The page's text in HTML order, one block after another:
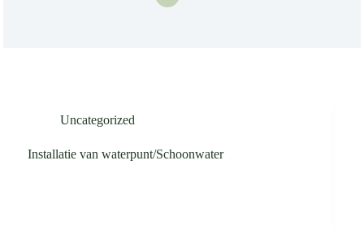
Uncategorized
Installatie van waterpunt/Schoonwater